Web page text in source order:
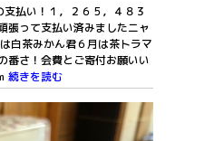
払い！１，２６５，４８３
張って支払い済みましたニャ
白茶みかん君６月は茶トラマ
番さ！会費とご寄付お願いい
続きを読む